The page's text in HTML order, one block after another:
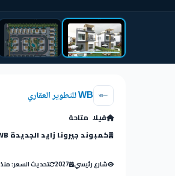
WB للتطوير العقاري
فيلا متاحة
كمبوند جيرونا زايد الجديدة WB للتطوير العقاري
شارع رئيسي 2027 تحديث السعر: منذ 3 أشهر